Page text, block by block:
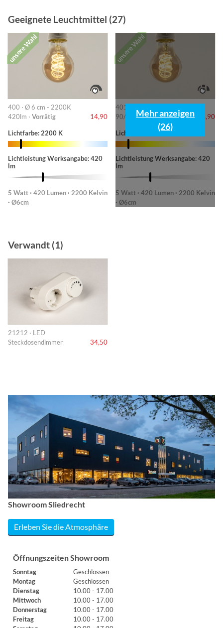
Geeignete Leuchtmittel (27)
unsere Wahl
400 · Ø 6 cm - 2200K
420lm · Vorrätig 14,90
Lichtfarbe: 2200 K
Lichtleistung Werksangabe: 420
lm
5 Watt · 420 Lumen · 2200 Kelvin
· Ø6cm
unsere Wahl
401 · 6cm-2200K
90/220/420lm ·Vorrätig 14,90
Lichtfarbe: 2200 K
Lichtleistung Werksangabe: 420
lm
5 Watt · 420 Lumen · 2200 Kelvin
· Ø6cm
Mehr anzeigen
(26)
Verwandt (1)
21212 · LED
Steckdosendimmer
34,50
Showroom Sliedrecht
Erleben Sie die Atmosphäre
Öffnungszeiten Showroom
Sonntag
Geschlossen
Montag
Geschlossen
Dienstag
10.00 - 17.00
Mittwoch
10.00 - 17.00
Donnerstag
10.00 - 17.00
Freitag
10.00 - 17.00